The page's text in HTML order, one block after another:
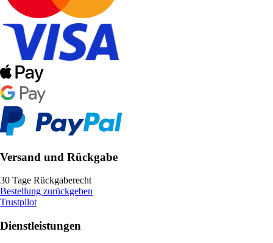
Versand und Rückgabe
30 Tage Rückgaberecht
Bestellung zurückgeben
Trustpilot
Dienstleistungen